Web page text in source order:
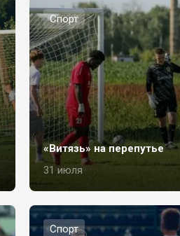
Спорт
«Витязь» на перепутье
31 июля
Спорт